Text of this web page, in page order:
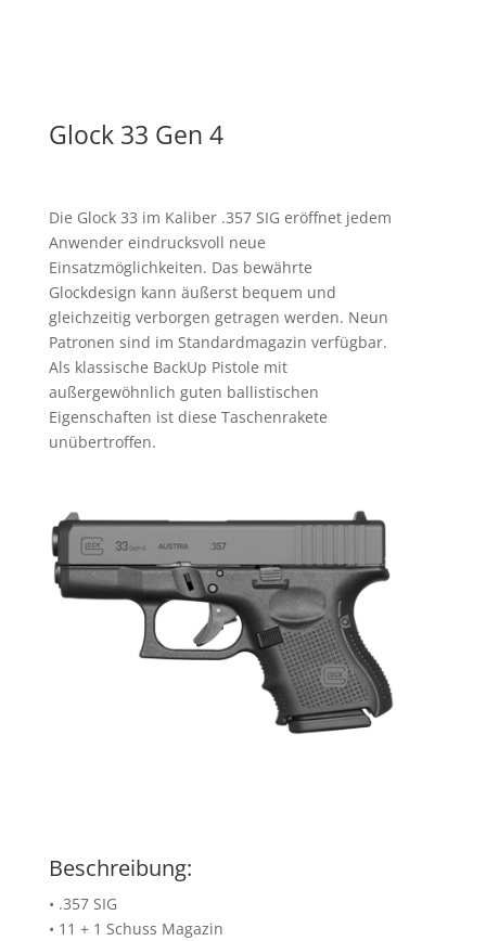
Glock 33 Gen 4
Die Glock 33 im Kaliber .357 SIG eröffnet jedem
Anwender eindrucksvoll neue
Einsatzmöglichkeiten. Das bewährte
Glockdesign kann äußerst bequem und
gleichzeitig verborgen getragen werden. Neun
Patronen sind im Standardmagazin verfügbar.
Als klassische BackUp Pistole mit
außergewöhnlich guten ballistischen
Eigenschaften ist diese Taschenrakete
unübertroffen.
Beschreibung:
• .357 SIG
• 11 + 1 Schuss Magazin